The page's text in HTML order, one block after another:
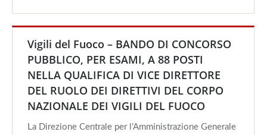
Vigili del Fuoco – BANDO DI CONCORSO
PUBBLICO, PER ESAMI, A 88 POSTI
NELLA QUALIFICA DI VICE DIRETTORE
DEL RUOLO DEI DIRETTIVI DEL CORPO
NAZIONALE DEI VIGILI DEL FUOCO
La Direzione Centrale per l’Amministrazione Generale